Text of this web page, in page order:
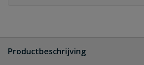
Productbeschrijving